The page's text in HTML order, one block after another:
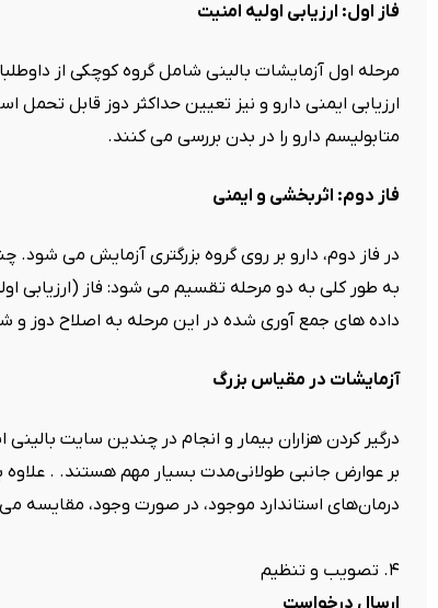
فاز اول: ارزیابی اولیه امنیت
ارزیابی ایمنی دارو و نیز تعیین حداکثر دوز قابل
متابولیسم دارو را در بدن بررسی می کنند.
فاز دوم: اثربخشی و ایمنی
در فاز دوم، دارو بر روی گروه بزرگتری آزمایش می شود.
به طور کلی به دو مرحله تقسیم می شود: فاز (ارزیابی
داده های جمع آوری شده در این مرحله به اصلاح دوز
آزمایشات در مقیاس بزرگ
درگیر کردن هزاران بیمار و انجام در چندین سایت
بر عوارض جانبی طولانی‌مدت بسیار مهم هستند. . علاوه
درمان‌های استاندارد موجود، در صورت وجود، مقایسه
۴. تصویب و تنظیم